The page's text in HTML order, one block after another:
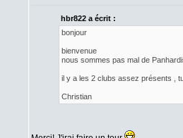
hbr822 a écrit :
bonjour
bienvenue
nous sommes pas mal de
il y a les 2 clubs assez présents ,
Christian